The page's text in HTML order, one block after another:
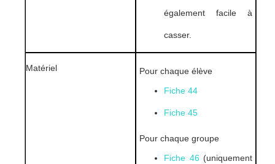
également facile à
casser.
Matériel
Pour chaque élève
Fiche 44
Fiche 45
Pour chaque groupe
Fiche 46 (uniquement